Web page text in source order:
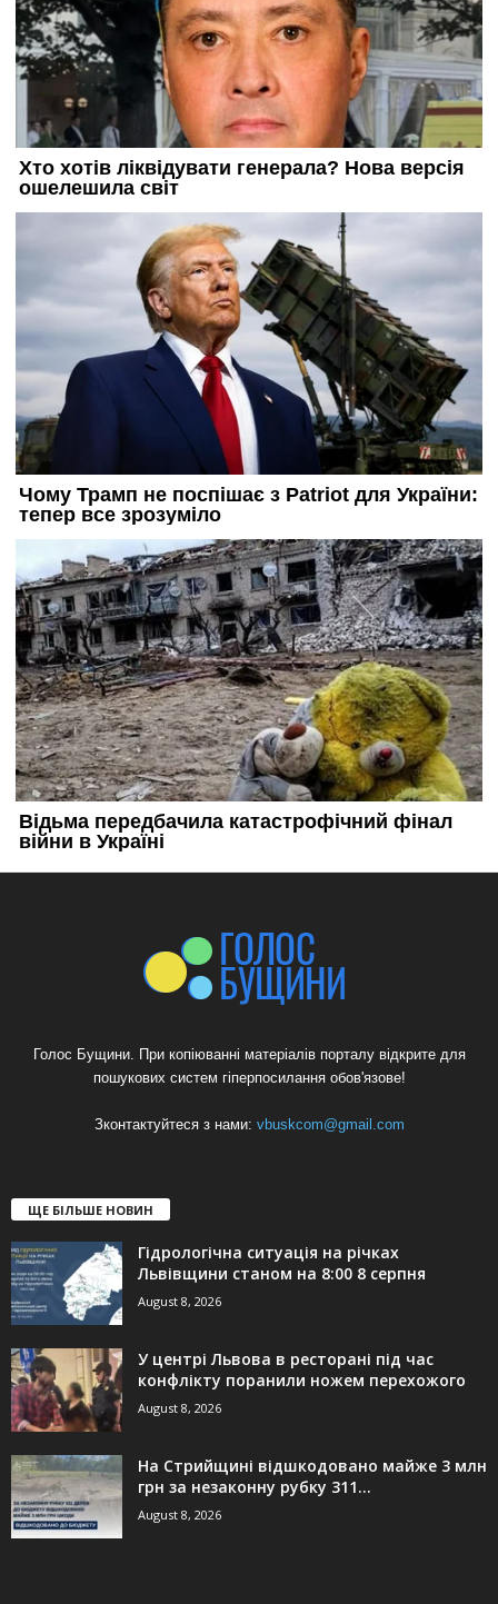
Голос Бущини. При копіюванні матеріалів порталу відкрите для
пошукових систем гіперпосилання обов'язове!
Зконтактуйтеся з нами: vbuskcom@gmail.com
ЩЕ БІЛЬШЕ НОВИН
Гідрологічна ситуація на річках
Львівщини станом на 8:00 8 серпня
August 8, 2026
У центрі Львова в ресторані під час
конфлікту поранили ножем перехожого
August 8, 2026
На Стрийщині відшкодовано майже 3 млн
грн за незаконну рубку 311...
August 8, 2026